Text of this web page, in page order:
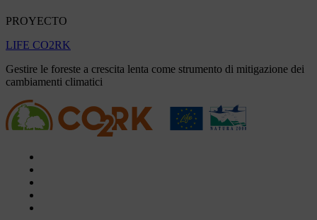
PROYECTO
LIFE CO2RK
Gestire le foreste a crescita lenta come strumento di mitigazione dei
cambiamenti climatici